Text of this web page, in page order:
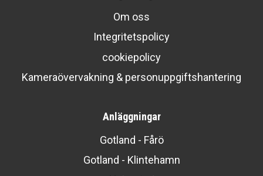
Om oss
Integritetspolicy
cookiepolicy
Kameraövervakning & personuppgiftshantering
Anläggningar
Gotland - Fårö
Gotland - Klintehamn